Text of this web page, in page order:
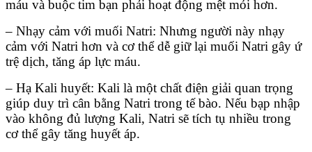
máu và buộc tim bạn phải hoạt động mệt mỏi hơn.
– Nhạy cảm với muối Natri: Nhưng người này nhạy
cảm với Natri hơn và cơ thể dễ giữ lại muối Natri gây ứ
trệ dịch, tăng áp lực máu.
– Hạ Kali huyết: Kali là một chất điện giải quan trọng
giúp duy trì cân bằng Natri trong tế bào. Nếu bạp nhập
vào không đủ lượng Kali, Natri sẽ tích tụ nhiều trong
cơ thể gây tăng huyết áp.